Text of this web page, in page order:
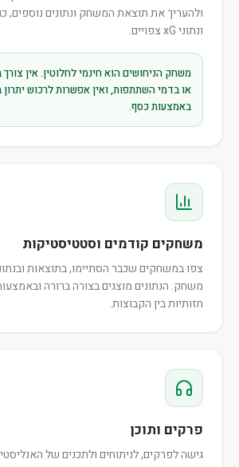
ולהעריך את תוצאת המשחק ונתונים נוספים,
ונתוני xG צפויים.
משחק הניחושים הוא חינמי לחלוטין. אין
או בדמי השתתפות, ואין אפשרות לרכוש
באמצעות כסף.
משחקים קודמים וסטטיסטיקות
צפו במשחקים שכבר הסתיימו, בתוצאות
משחק. הנתונים מוצגים בצורה ברורה
חזותיות בין הקבוצות.
פרקים ותוכן
גישה לפרקים, לניתוחים ולתכנים של